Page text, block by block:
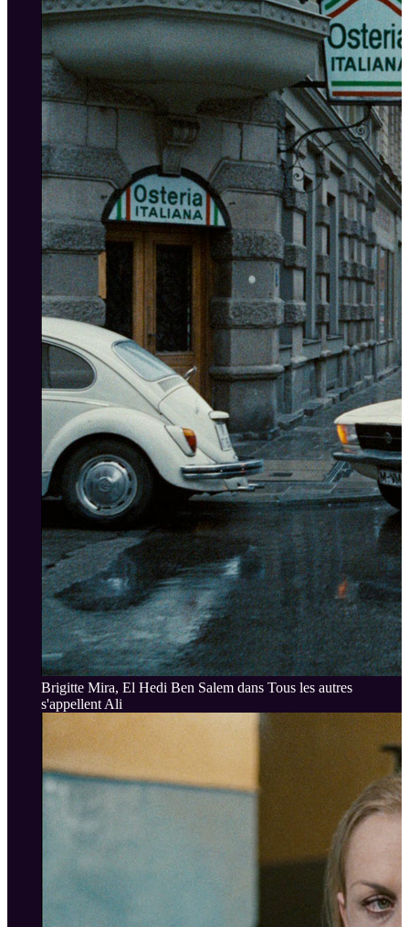
Brigitte Mira, El Hedi Ben Salem dans Tous les autres
s'appellent Ali